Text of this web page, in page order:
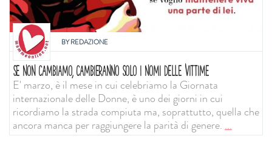
BYREDAZIONE
SE NON CAMBIAMO, CAMBIERANNO SOLO I NOMI DELLE VITTIME
E' marzo, è il mese in cui celebriamo la Giornata
internazionale delle Donne, è uno dei giorni in cui
ricordiamo la strada compiuta ma, soprattutto, quella che
ancora manca per raggiungere la parità di genere. ...